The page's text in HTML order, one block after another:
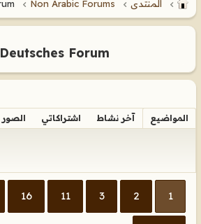
المنتدى Non Arabic Forums
Deutsches Forum
المواضيع آخر نشاط اشتراكاتي الصور
1
2
3
11
16